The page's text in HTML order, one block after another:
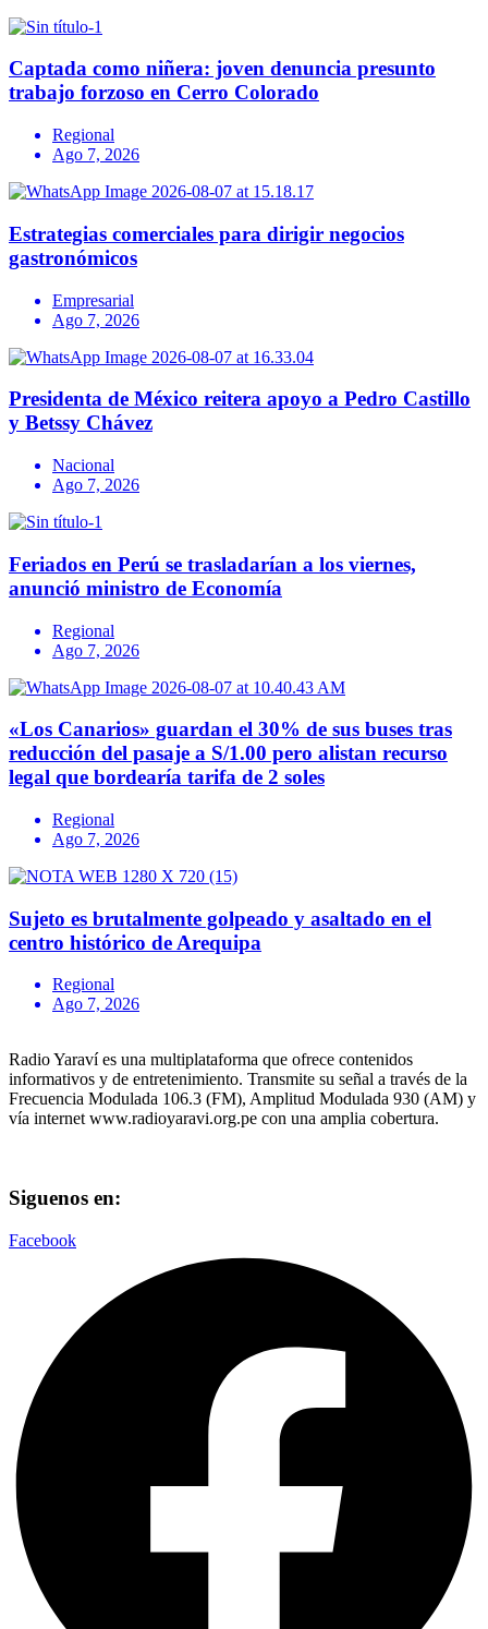
Captada como niñera: joven denuncia presunto
trabajo forzoso en Cerro Colorado
Regional
Ago 7, 2026
Estrategias comerciales para dirigir negocios
gastronómicos
Empresarial
Ago 7, 2026
Presidenta de México reitera apoyo a Pedro Castillo
y Betssy Chávez
Nacional
Ago 7, 2026
Feriados en Perú se trasladarían a los viernes,
anunció ministro de Economía
Regional
Ago 7, 2026
«Los Canarios» guardan el 30% de sus buses tras
reducción del pasaje a S/1.00 pero alistan recurso
legal que bordearía tarifa de 2 soles
Regional
Ago 7, 2026
Sujeto es brutalmente golpeado y asaltado en el
centro histórico de Arequipa
Regional
Ago 7, 2026
Radio Yaraví es una multiplataforma que ofrece contenidos
informativos y de entretenimiento. Transmite su señal a través de la
Frecuencia Modulada 106.3 (FM), Amplitud Modulada 930 (AM) y
vía internet www.radioyaravi.org.pe con una amplia cobertura.
Siguenos en:
Facebook